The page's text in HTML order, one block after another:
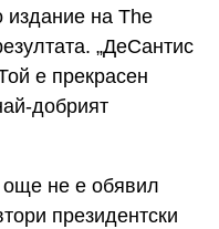
издание на The
„ДеСантис
е прекрасен
добрият
не е обявил
президентски